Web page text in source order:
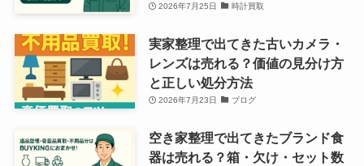
2026年7月25日 時計買取
実家整理で出てきた古いカメラ・
レンズは売れる？価値の見分け方
と正しい処分方法
2026年7月23日 ブログ
空き家整理で出てきたブランド食
器は売れる？箱・欠け・セット数